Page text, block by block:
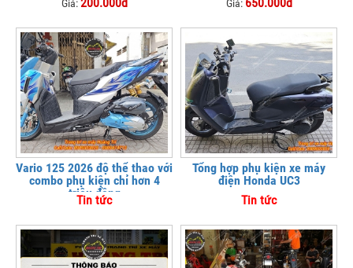
Giá:200.000đ Giá: 650.000đ
Vario 125 2026 độ thể thao với
combo phụ kiện chỉ hơn 4
triệu đồng
Tin tức
Tổng hợp phụ kiện xe máy
điện Honda UC3
Tin tức